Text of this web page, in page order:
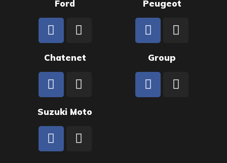
Ford Peugeot
Chatenet Group
Suzuki Moto